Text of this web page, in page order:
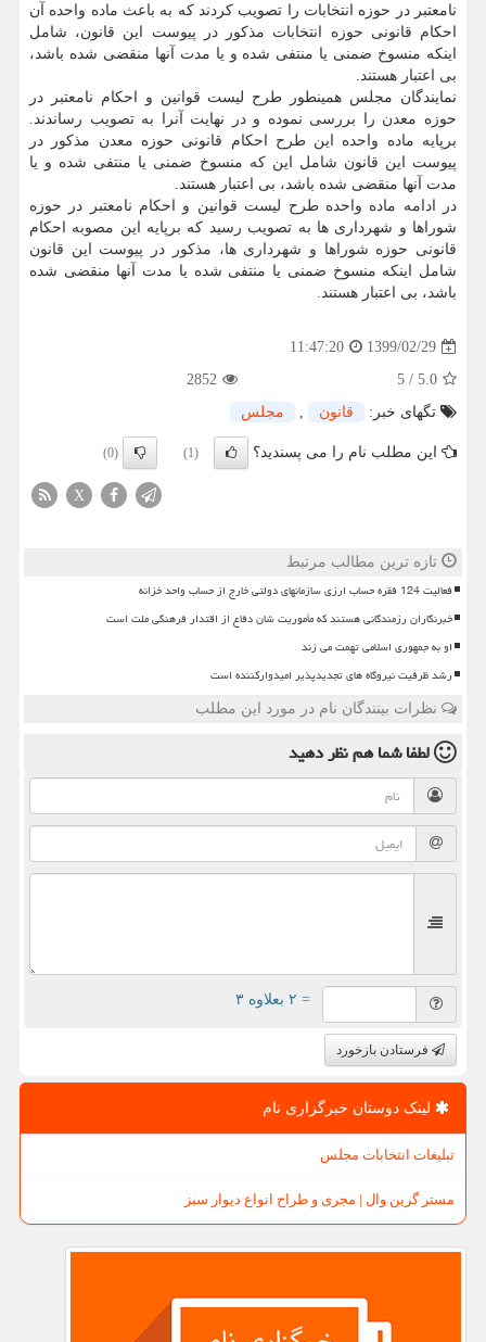
نامعتبر در حوزه انتخابات را تصویب کردند که به باعث ماده واحده آن
احکام قانونی حوزه انتخابات مذکور در پیوست این قانون، شامل
اینکه منسوخ ضمنی یا منتفی شده و یا مدت آنها منقضی شده باشد،
بی اعتبار هستند.
نمایندگان مجلس همینطور طرح لیست قوانین و احکام نامعتبر در
حوزه معدن را بررسی نموده و در نهایت آنرا به تصویب رساندند.
برپایه ماده واحده این طرح احکام قانونی حوزه معدن مذکور در
پیوست این قانون شامل این که منسوخ ضمنی یا منتفی شده و یا
مدت آنها منقضی شده باشد، بی اعتبار هستند.
در ادامه ماده واحده طرح لیست قوانین و احکام نامعتبر در حوزه
شوراها و شهرداری ها به تصویب رسید که برپایه این مصوبه احکام
قانونی حوزه شوراها و شهرداری ها، مذکور در پیوست این قانون
شامل اینکه منسوخ ضمنی یا منتفی شده یا مدت آنها منقضی شده
باشد، بی اعتبار هستند.
1399/02/29
11:47:20
5.0
/
5
2852
تگهای خبر:
قانون , مجلس
این مطلب نام را می پسندید؟ (1)
(0)
X
تازه ترین مطالب مرتبط
فعالیت 124 فقره حساب ارزی سازمانهای دولتی خارج از حساب واحد خزانه
خبرنگاران رزمندگانی هستند که مأموریت شان دفاع از اقتدار فرهنگی ملت است
او به جمهوری اسلامی تهمت می زند
رشد ظرفیت نیروگاه های تجدیدپذیر امیدوارکننده است
نظرات بینندگان نام در مورد این مطلب
لطفا شما همنظر دهید
= ۲ بعلاوه ۳
فرستادن بازخورد
لینک دوستان خبرگزاری نام
تبلیغات انتخابات مجلس
مستر گرین وال | مجری و طراح انواع دیوار سبز